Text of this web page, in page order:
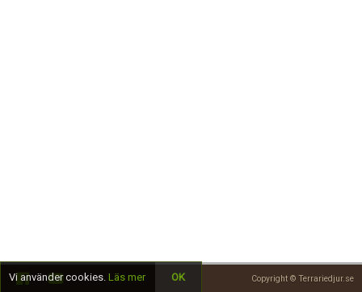
Copyright © Terrariedjur.se
Vi använder cookies. Läs mer OK